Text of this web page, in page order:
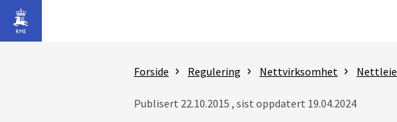
Gå til hovedinnhold
Forside Regulering Nettvirksomhet Nettleie
Publisert 22.10.2015 , sist oppdatert 19.04.2024